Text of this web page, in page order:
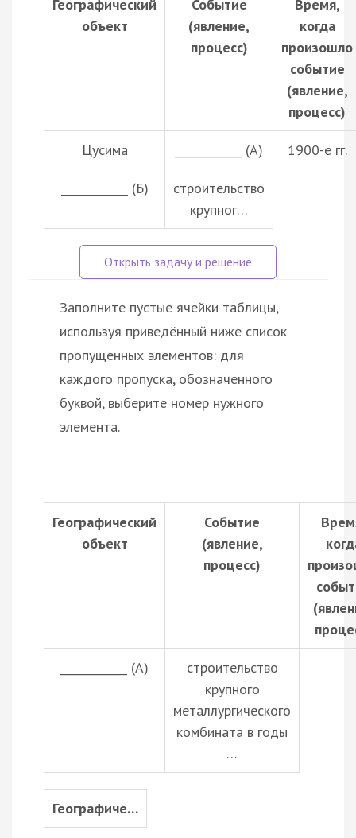
Географический
объект
Событие
(явление,
процесс)
Время,
когда
произошло
событие
(явление,
процесс)
Цусима ____________ (А) 1900-е гг.
____________ (Б)
строительство
крупног…
Заполните пустые ячейки таблицы,
используя приведённый ниже список
пропущенных элементов: для
каждого пропуска, обозначенного
буквой, выберите номер нужного
элемента.
Географический
объект
Событие
(явление,
процесс)
____________ (А)
строительство
крупного
металлургического
комбината в годы
…
Географиче…